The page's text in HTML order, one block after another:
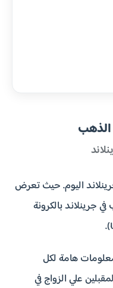
اليوم. حيث تعرض
بالكرونة
هامة لكل
علي الزواج في